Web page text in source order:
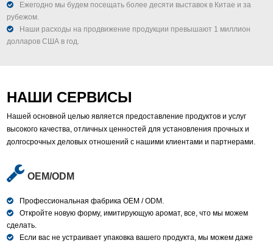
Ежегодно мы будем посещать более десяти выставок в Китае и за
рубежом.
Наши расходы на продвижение продукции превышают 1 миллион
долларов США в год.
НАШИ СЕРВИСЫ
Нашей основной целью является предоставление продуктов и услуг
высокого качества, отличных ценностей для установления прочных и
долгосрочных деловых отношений с нашими клиентами и партнерами.
OEM/ODM
Профессиональная фабрика OEM / ODM.
Откройте новую форму, имитирующую аромат, все, что мы можем
сделать.
Если вас не устраивает упаковка вашего продукта, мы можем даже